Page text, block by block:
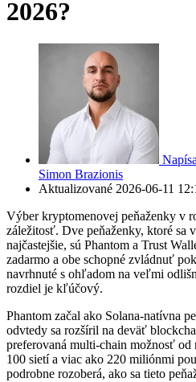
2026?
Simon Brazionis
Aktualizované 2026-06-11
Výber kryptomenovej peňaženky v
záležitosť. Dve peňaženky, ktoré sa
najčastejšie, sú Phantom a Trust
zadarmo a obe schopné zvládnuť
navrhnuté s ohľadom na veľmi
rozdiel je kľúčový.
Phantom začal ako Solana-natívna
odvtedy sa rozšíril na deväť
preferovaná multi-chain možnosť
100 sietí a viac ako 220 miliónmi
podrobne rozoberá, ako sa tieto